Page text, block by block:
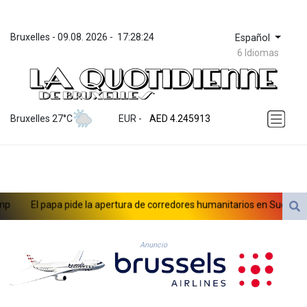
Bruxelles - 09.08. 2026 - 17:28:24 Español
6 Idiomas
Bruxelles 27°C EUR -
ZWL 372.275202
AED 4.245913
AFN 76.887634
ARS 1724.882567
AUD 1.638747
AZN 1.97002
BAM 1.955776
BBD 2.321671
BDT 142.688227
El papa pide la apertura de corredores humanitarios en Sudán
Anuncio